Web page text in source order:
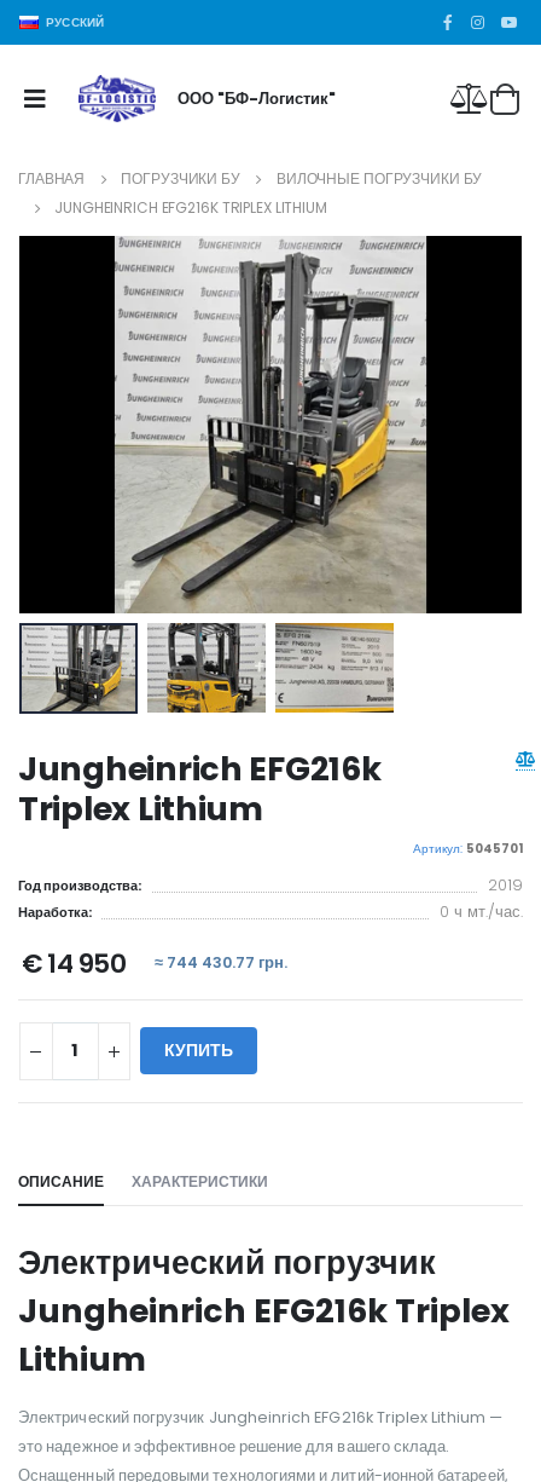
РУССКИЙ
ООО "БФ-Логистик"
ГЛАВНАЯ ПОГРУЗЧИКИ БУ
ВИЛОЧНЫЕ ПОГРУЗЧИКИ БУ
JUNGHEINRICH EFG216K TRIPLEX LITHIUM
Jungheinrich EFG216k
Triplex Lithium
Артикул: 5045701
Год производства: 2019
Наработка: 0 ч мт./час.
€ 14 950 ≈ 744 430.77 грн.
КУПИТЬ
ОПИСАНИЕ ХАРАКТЕРИСТИКИ
Электрический погрузчик
Jungheinrich EFG216k Triplex
Lithium
Электрический погрузчик Jungheinrich EFG216k Triplex Lithium —
это надежное и эффективное решение для вашего склада.
Оснащенный передовыми технологиями и литий-ионной батареей,